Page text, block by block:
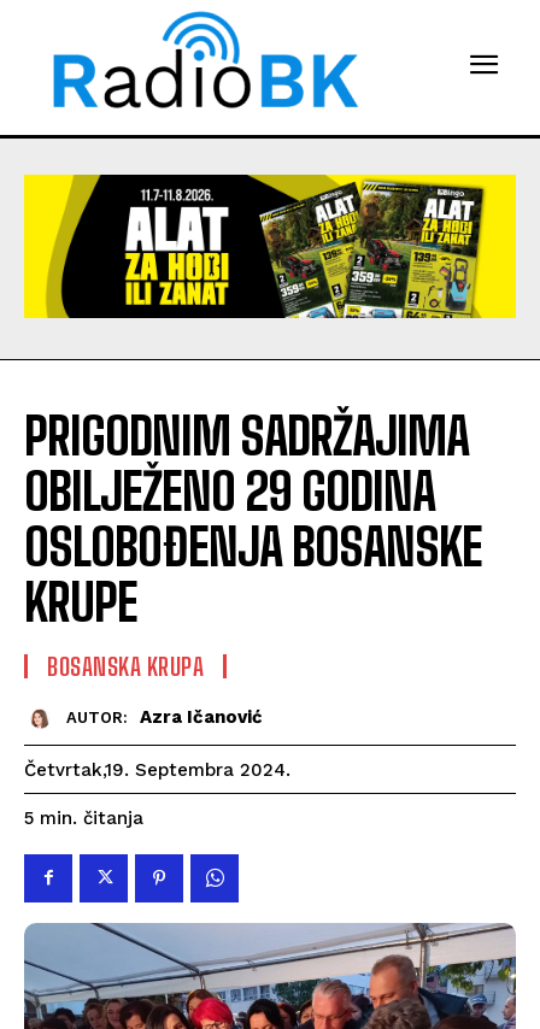
PRIGODNIM SADRŽAJIMA
OBILJEŽENO 29 GODINA
OSLOBOĐENJA BOSANSKE
KRUPE
BOSANSKA KRUPA
AUTOR: Azra Ičanović
Četvrtak,19. Septembra 2024.
5 min. čitanja